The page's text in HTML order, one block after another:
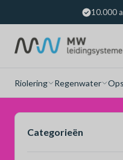
10.000
Riolering Regenwater
Categorieën